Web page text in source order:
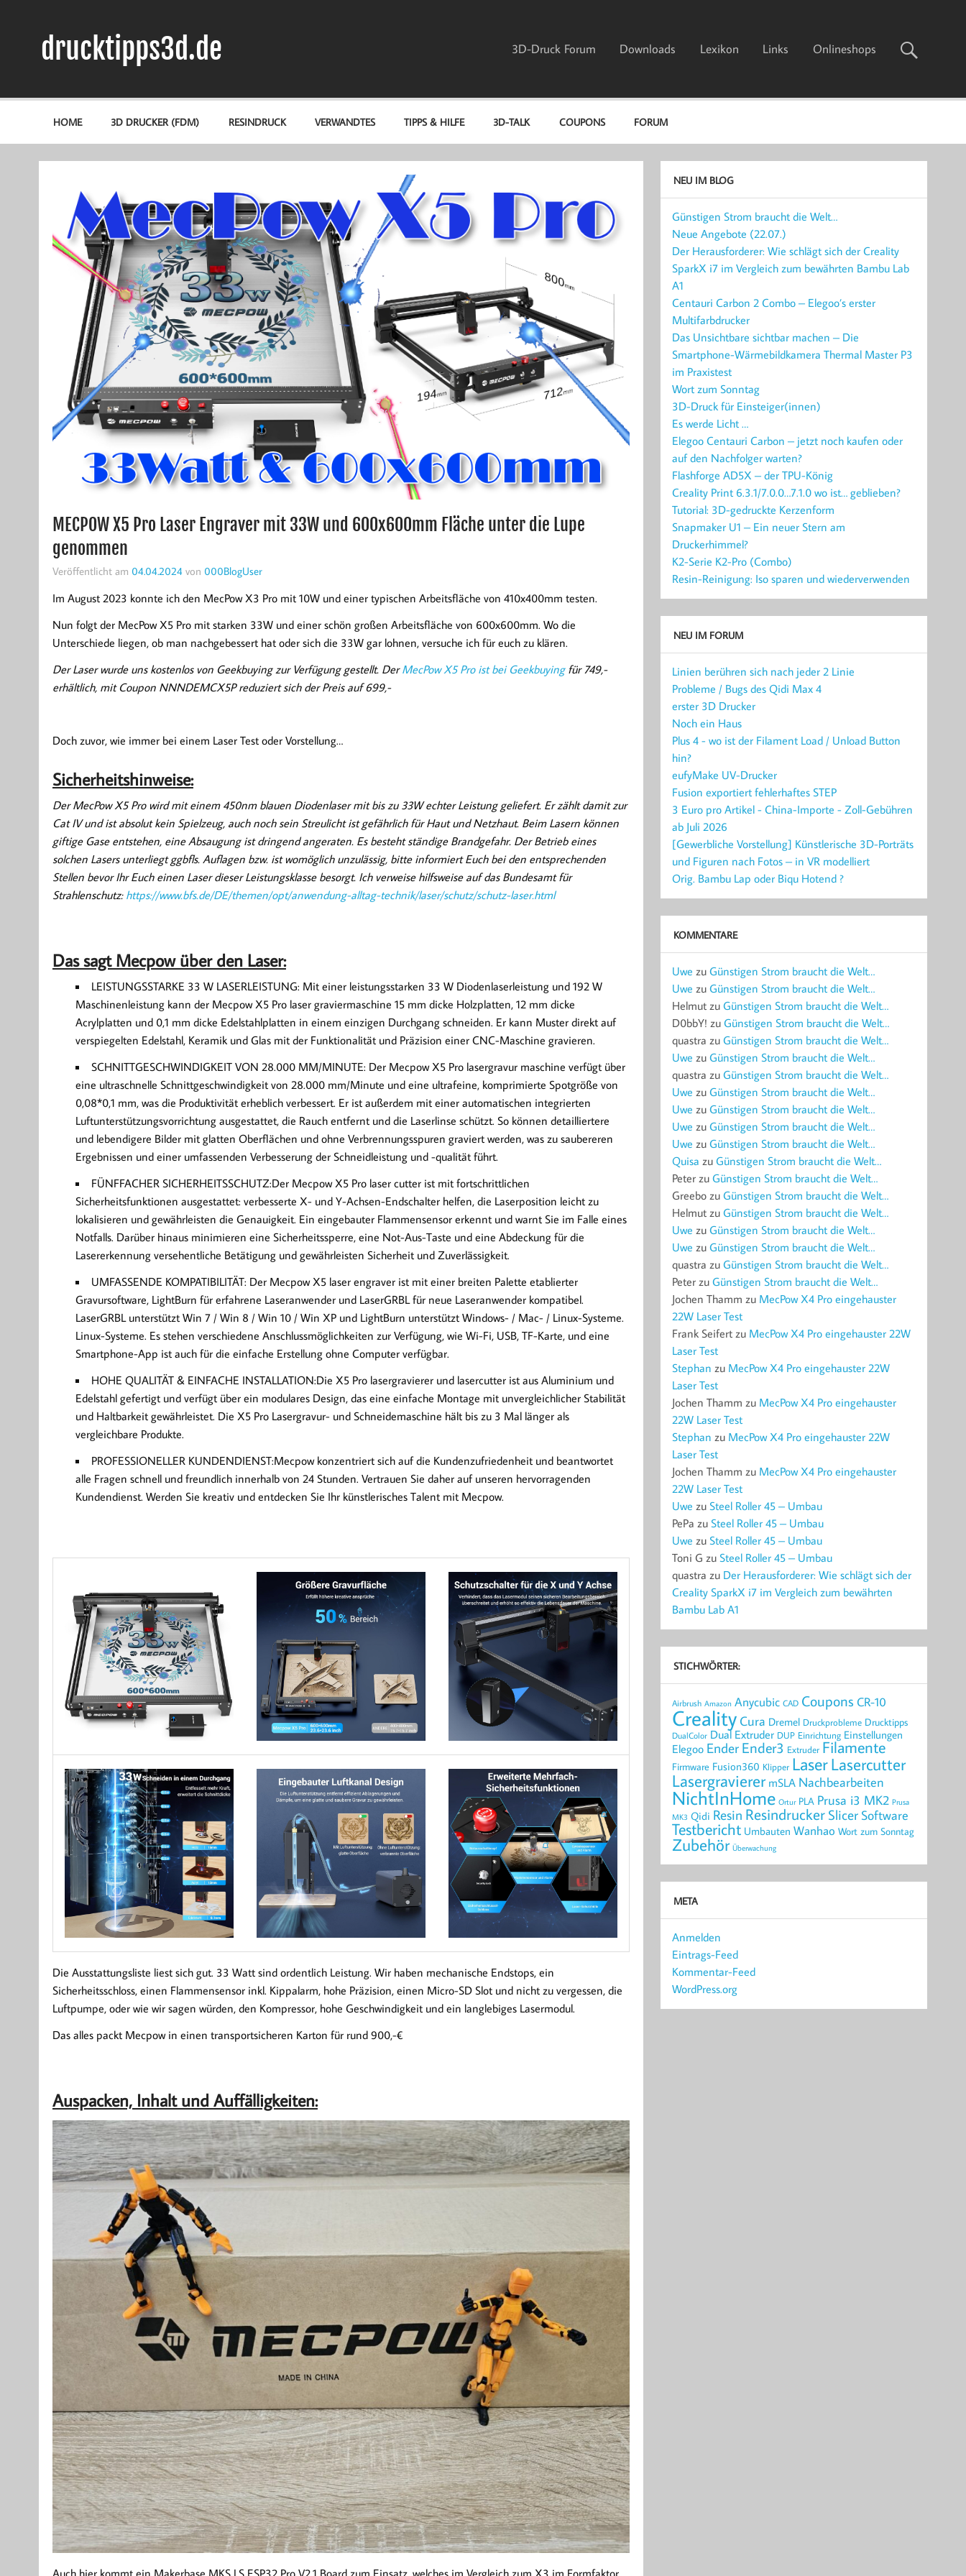
drucktipps3d.de 3D-Druck Forum Downloads Lexikon Links Onlineshops
HOME 3D DRUCKER (FDM) RESINDRUCK VERWANDTES TIPPS & HILFE 3D-TALK COUPONS FORUM
MECPOW X5 Pro Laser Engraver mit 33W und 600x600mm Fläche unter die Lupe
genommen
Veröffentlicht am 04.04.2024 von 000BlogUser
Im August 2023 konnte ich den MecPow X3 Pro mit 10W und einer typischen Arbeitsfläche von 410x400mm testen.
Nun folgt der MecPow X5 Pro mit starken 33W und einer schön großen Arbeitsfläche von 600x600mm. Wo die
Unterschiede liegen, ob man nachgebessert hat oder sich die 33W gar lohnen, versuche ich für euch zu klären.
Der Laser wurde uns kostenlos von Geekbuying zur Verfügung gestellt. DerMecPow X5 Pro ist bei Geekbuyingfür 749,-
erhältlich, mit Coupon NNNDEMCX5P reduziert sich der Preis auf 699,-
Doch zuvor, wie immer bei einem Laser Test oder Vorstellung…
Sicherheitshinweise:
Der MecPow X5 Pro wird mit einem 450nm blauen Diodenlaser mit bis zu 33W echter Leistung geliefert. Er zählt damit zur
Cat IV und ist absolut kein Spielzeug, auch noch sein Streulicht ist gefährlich für Haut und Netzhaut. Beim Lasern können
giftige Gase entstehen, eine Absaugung ist dringend angeraten. Es besteht ständige Brandgefahr. Der Betrieb eines
solchen Lasers unterliegt ggbfls. Auflagen bzw. ist womöglich unzulässig, bitte informiert Euch bei den entsprechenden
Stellen bevor Ihr Euch einen Laser dieser Leistungsklasse besorgt. Ich verweise hilfsweise auf das Bundesamt für
Strahlenschutz: https://www.bfs.de/DE/themen/opt/anwendung-alltag-technik/laser/schutz/schutz-laser.html
Das sagt Mecpow über den Laser:
LEISTUNGSSTARKE 33 W LASERLEISTUNG: Mit einer leistungsstarken 33 W Diodenlaserleistung und 192 W
Maschinenleistung kann der Mecpow X5 Pro laser graviermaschine 15 mm dicke Holzplatten, 12 mm dicke
Acrylplatten und 0,1 mm dicke Edelstahlplatten in einem einzigen Durchgang schneiden. Er kann Muster direkt auf
verspiegelten Edelstahl, Keramik und Glas mit der Funktionalität und Präzision einer CNC-Maschine gravieren.
SCHNITTGESCHWINDIGKEIT VON 28.000 MM/MINUTE: Der Mecpow X5 Pro lasergravur maschine verfügt über
eine ultraschnelle Schnittgeschwindigkeit von 28.000 mm/Minute und eine ultrafeine, komprimierte Spotgröße von
0,08*0,1 mm, was die Produktivität erheblich verbessert. Er ist außerdem mit einer automatischen integrierten
Luftunterstützungsvorrichtung ausgestattet, die Rauch entfernt und die Laserlinse schützt. So können detailliertere
und lebendigere Bilder mit glatten Oberflächen und ohne Verbrennungsspuren graviert werden, was zu saubereren
Ergebnissen und einer umfassenden Verbesserung der Schneidleistung und -qualität führt.
FÜNFFACHER SICHERHEITSSCHUTZ:Der Mecpow X5 Pro laser cutter ist mit fortschrittlichen
Sicherheitsfunktionen ausgestattet: verbesserte X- und Y-Achsen-Endschalter helfen, die Laserposition leicht zu
lokalisieren und gewährleisten die Genauigkeit. Ein eingebauter Flammensensor erkennt und warnt Sie im Falle eines
Notfalls. Darüber hinaus minimieren eine Sicherheitssperre, eine Not-Aus-Taste und eine Abdeckung für die
Lasererkennung versehentliche Betätigung und gewährleisten Sicherheit und Zuverlässigkeit.
UMFASSENDE KOMPATIBILITÄT: Der Mecpow X5 laser engraver ist mit einer breiten Palette etablierter
Gravursoftware, LightBurn für erfahrene Laseranwender und LaserGRBL für neue Laseranwender kompatibel.
LaserGRBL unterstützt Win 7 / Win 8 / Win 10 / Win XP und LightBurn unterstützt Windows- / Mac- / Linux-Systeme.
Linux-Systeme. Es stehen verschiedene Anschlussmöglichkeiten zur Verfügung, wie Wi-Fi, USB, TF-Karte, und eine
Smartphone-App ist auch für die einfache Erstellung ohne Computer verfügbar.
HOHE QUALITÄT & EINFACHE INSTALLATION:Die X5 Pro lasergravierer und lasercutter ist aus Aluminium und
Edelstahl gefertigt und verfügt über ein modulares Design, das eine einfache Montage mit unvergleichlicher Stabilität
und Haltbarkeit gewährleistet. Die X5 Pro Lasergravur- und Schneidemaschine hält bis zu 3 Mal länger als
vergleichbare Produkte.
PROFESSIONELLER KUNDENDIENST:Mecpow konzentriert sich auf die Kundenzufriedenheit und beantwortet
alle Fragen schnell und freundlich innerhalb von 24 Stunden. Vertrauen Sie daher auf unseren hervorragenden
Kundendienst. Werden Sie kreativ und entdecken Sie Ihr künstlerisches Talent mit Mecpow.
Die Ausstattungsliste liest sich gut. 33 Watt sind ordentlich Leistung. Wir haben mechanische Endstops, ein
Sicherheitsschloss, einen Flammensensor inkl. Kippalarm, hohe Präzision, einen Micro-SD Slot und nicht zu vergessen, die
Luftpumpe, oder wie wir sagen würden, den Kompressor, hohe Geschwindigkeit und ein langlebiges Lasermodul.
Das alles packt Mecpow in einen transportsicheren Karton für rund 900,-€
Auspacken, Inhalt und Auffälligkeiten:
NEU IM BLOG
Günstigen Strom braucht die Welt…
Neue Angebote (22.07.)
Der Herausforderer: Wie schlägt sich der Creality
SparkX i7 im Vergleich zum bewährten Bambu Lab
A1
Centauri Carbon 2 Combo – Elegoo’s erster
Multifarbdrucker
Das Unsichtbare sichtbar machen – Die
Smartphone-Wärmebildkamera Thermal Master P3
im Praxistest
Wort zum Sonntag
3D-Druck für Einsteiger(innen)
Es werde Licht …
Elegoo Centauri Carbon – jetzt noch kaufen oder
auf den Nachfolger warten?
Flashforge AD5X – der TPU-König
Creality Print 6.3.1/7.0.0…7.1.0 wo ist… geblieben?
Tutorial: 3D-gedruckte Kerzenform
Snapmaker U1 – Ein neuer Stern am
Druckerhimmel?
K2-Serie K2-Pro (Combo)
Resin-Reinigung: Iso sparen und wiederverwenden
NEU IM FORUM
Linien berühren sich nach jeder 2 Linie
Probleme / Bugs des Qidi Max 4
erster 3D Drucker
Noch ein Haus
Plus 4 - wo ist der Filament Load / Unload Button
hin?
eufyMake UV-Drucker
Fusion exportiert fehlerhaftes STEP
3 Euro pro Artikel - China-Importe - Zoll-Gebühren
ab Juli 2026
[Gewerbliche Vorstellung] Künstlerische 3D-Porträts
und Figuren nach Fotos – in VR modelliert
Orig. Bambu Lap oder Biqu Hotend ?
KOMMENTARE
Uwe zuGünstigen Strom braucht die Welt…
Uwe zuGünstigen Strom braucht die Welt…
Helmut zuGünstigen Strom braucht die Welt…
D0bbY! zuGünstigen Strom braucht die Welt…
quastra zuGünstigen Strom braucht die Welt…
Uwe zuGünstigen Strom braucht die Welt…
quastra zuGünstigen Strom braucht die Welt…
Uwe zuGünstigen Strom braucht die Welt…
Uwe zuGünstigen Strom braucht die Welt…
Uwe zuGünstigen Strom braucht die Welt…
Uwe zuGünstigen Strom braucht die Welt…
Quisa zuGünstigen Strom braucht die Welt…
Peter zuGünstigen Strom braucht die Welt…
Greebo zuGünstigen Strom braucht die Welt…
Helmut zuGünstigen Strom braucht die Welt…
Uwe zuGünstigen Strom braucht die Welt…
Uwe zuGünstigen Strom braucht die Welt…
quastra zuGünstigen Strom braucht die Welt…
Peter zuGünstigen Strom braucht die Welt…
Jochen Thamm zu MecPow X4 Pro eingehauster
22W Laser Test
Frank Seifert zu MecPow X4 Pro eingehauster 22W
Laser Test
Stephan zu MecPow X4 Pro eingehauster 22W
Laser Test
Jochen Thamm zu MecPow X4 Pro eingehauster
22W Laser Test
Stephan zu MecPow X4 Pro eingehauster 22W
Laser Test
Jochen Thamm zu MecPow X4 Pro eingehauster
22W Laser Test
Uwe zuSteel Roller 45 – Umbau
PePa zuSteel Roller 45 – Umbau
Uwe zuSteel Roller 45 – Umbau
Toni G zuSteel Roller 45 – Umbau
quastra zu Der Herausforderer: Wie schlägt sich der
Creality SparkX i7 im Vergleich zum bewährten
Bambu Lab A1
STICHWÖRTER:
Airbrush Amazon Anycubic CAD Coupons CR-10
Creality Cura Dremel Druckprobleme Drucktipps
DualColor Dual Extruder DUP Einrichtung Einstellungen
Elegoo Ender Ender3 Extruder Filamente
Firmware Fusion360 Klipper LaserLasercutter
Lasergravierer mSLA Nachbearbeiten
NichtInHome Ortur PLA Prusa i3 MK2 Prusa
MK3 Qidi Resin Resindrucker SlicerSoftware
Testbericht Umbauten Wanhao Wort zum Sonntag
Zubehör Überwachung
META
Anmelden
Eintrags-Feed
Kommentar-Feed
WordPress.org